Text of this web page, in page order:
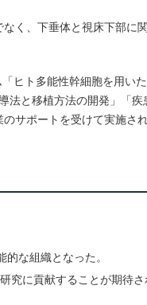
く、下垂体と視床下部に
ヒト多能性幹細胞を用い
法と移植方法の開発」「疾
サポートを受けて実施さ
な組織となった。
究に貢献することが期待さ